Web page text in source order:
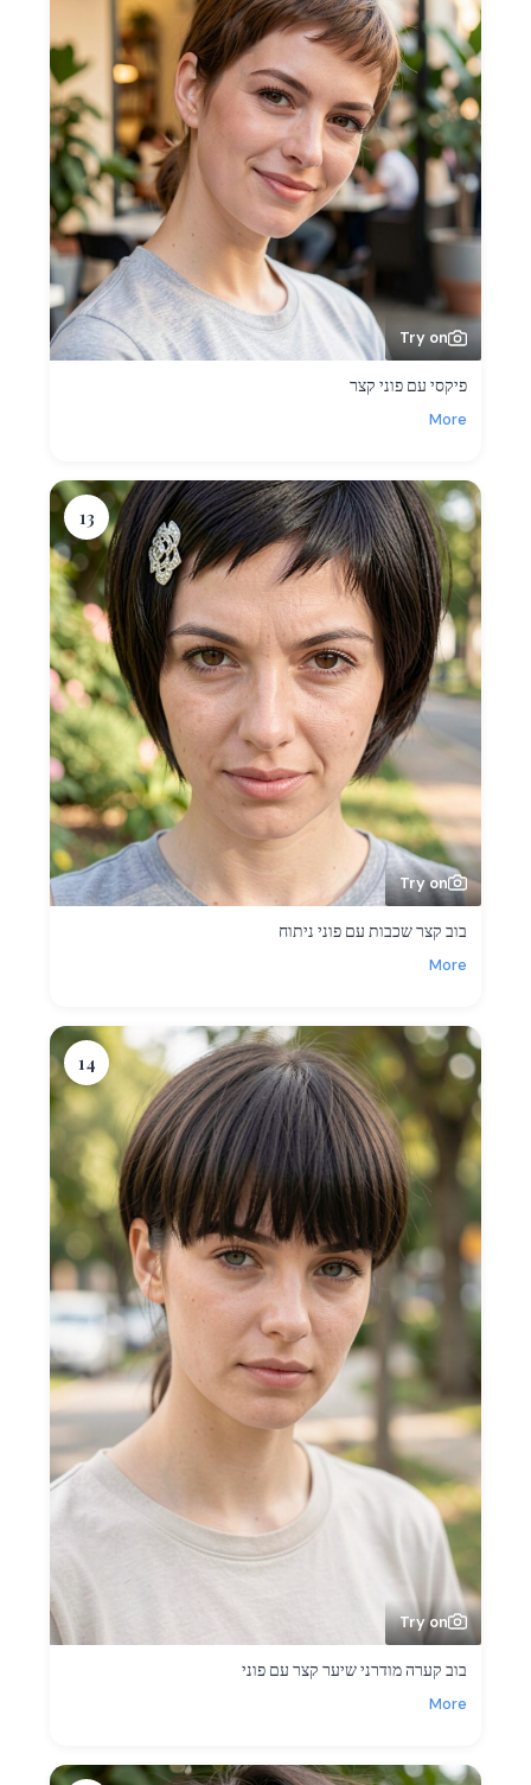
Try on
פיקסי עם פוני קצר
More
13
Try on
בוב קצר שכבות עם פוני ניתוח
More
14
Try on
בוב קערה מודרני שיער קצר עם פוני
More